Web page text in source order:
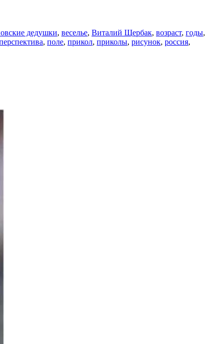
дедушки, веселье, Виталий Щербак, возраст, годы,
, поле, прикол, приколы, рисунок, россия,